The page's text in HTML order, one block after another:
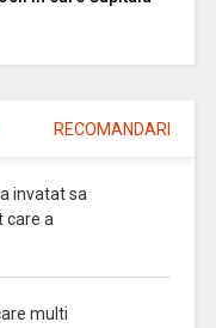
RECOMANDARI
invatat sa
care a
multi